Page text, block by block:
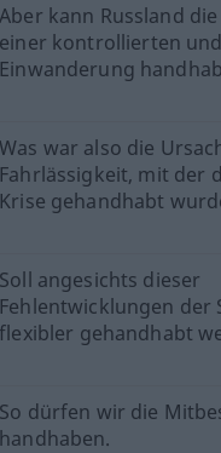
Aber kann Russland
einer kontrollierten
Einwanderung
Was war also die
Fahrlässigkeit, mit der
Krise gehandhabt
Soll angesichts dieser
Fehlentwicklungen der
flexibler gehandhabt
So dürfen wir die
handhaben.